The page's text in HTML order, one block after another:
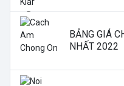
BẢNG GIÁ
NHẤT 2022